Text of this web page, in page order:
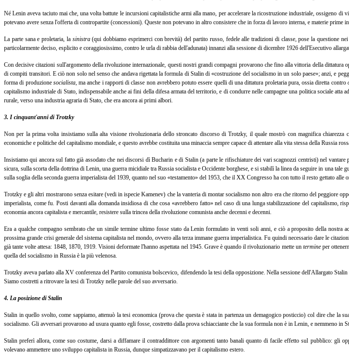
Né Lenin aveva taciuto mai che, una volta battute le incursioni capitalistiche armi alla mano, per accelerare la ricostruzione industriale, ossigeno
potevano avere senza l'offerta di contropartite (concessioni). Queste non potevano in altro consistere che in forza di lavoro interna, e materie prime
La parte sana e proletaria, la sinistra(qui dobbiamo esprimerci con brevità) del partito russo, fedele alle tradizioni di classe, pose la questione
particolarmente deciso, esplicito e coraggiosissimo, contro le urla di rabbia dell'adunata) innanzi alla sessione di dicembre 1926 dell'Esecutivo
Con decisive citazioni sull'argomento della rivoluzione internazionale, questi nostri grandi compagni provarono che fino alla vittoria della
di compiti transitori. E ciò non solo nel senso che andava rigettata la formula di Stalin di «costruzione del socialismo in un solo paese»; anzi, e
forma di produzione socialista, ma anche i rapporti di classe non avrebbero potuto essere quelli di una dittatura proletaria pura, ossia diretta contro
capitalismo industriale di Stato, indispensabile anche ai fini della difesa armata del territorio, e di condurre nelle campagne una politica sociale
rurale, verso una industria agraria di Stato, che era ancora ai primi albori.
3. I cinquant'anni di Trotzky
Non per la prima volta insistiamo sulla alta visione rivoluzionaria dello stroncato discorso di Trotzky, il quale mostrò con magnifica
economiche e politiche del capitalismo mondiale, e questo avrebbe costituita una minaccia sempre capace di attentare alla vita stessa della Russia
Insistiamo qui ancora sul fatto già assodato che nei discorsi dì Bucharin e di Stalin (a parte le rifischiature dei vari scagnozzi centristi) nel
sicura, sulla scorta della dottrina di Lenin, una guerra micidiale tra Russia socialista e Occidente borghese, e si stabilì la linea da seguire in una
sulla soglia della seconda guerra imperialista del 1939, quanto nel suo «testamento» del 1953, che il XX Congresso ha con tutto il resto gettato alle
Trotzky e gli altri mostrarono senza esitare (vedi in ispecie Kamenev) che la vanteria di montar socialismo non altro era che ritorno del peggiore
imperialista, come fu. Posti davanti alla domanda insidiosa di che cosa «avrebbero fatto» nel caso di una lunga stabilizzazione del
economia ancora capitalista e mercantile, resistere sulla trincea della rivoluzione comunista anche decenni e decenni.
Era a qualche compagno sembrato che un simile termine ultimo fosse stato da Lenin formulato in venti soli anni, e ciò a proposito della
prossima grande crisi generale del sistema capitalista nel mondo, ovvero alla terza immane guerra imperialistica. Fu quindi necessario dare le
già tante volte attesa: 1848, 1870, 1919. Visioni deformate l'hanno aspettata nel 1945. Grave è quando il rivoluzionario mette un termineper
quella del socialismo in Russia è la più velenosa.
Trotzky aveva parlato alla XV conferenza del Partito comunista bolscevico, difendendo la tesi della opposizione. Nella sessione dell'Allargato
Siamo costretti a ritrovare la tesi di Trotzky nelle parole del suo avversario.
4. La posizione di Stalin
Stalin in quello svolto, come sappiamo, attenuò la tesi economica (prova che questa è stata in partenza un demagogico posticcio) col dire che
socialismo. Gli avversari provarono ad usura quanto egli fosse, costretto dalla prova schiacciante che la sua formula non è in Lenin, e nemmeno in
Stalin preferì allora, come suo costume, darsi a diffamare il contraddittore con argomenti tanto banali quanto di facile effetto sul pubblico: gli
volevano ammettere uno sviluppo capitalista in Russia, dunque simpatizzavano per il capitalismo estero.